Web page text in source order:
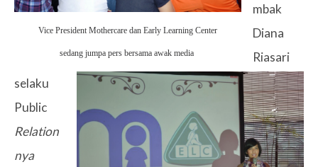
Vice President Mothercare dan Early Learning Center
sedang jumpa pers bersama awak media
mbak
Diana
Riasari
selaku
Public
Relation
nya